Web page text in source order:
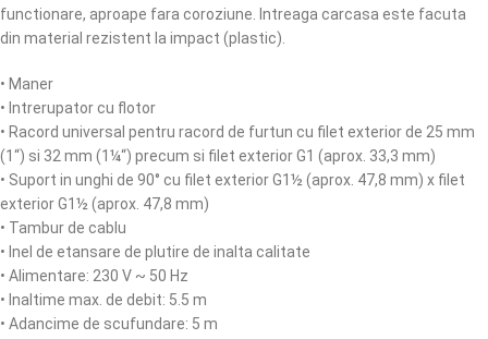
functionare, aproape fara coroziune. Intreaga carcasa este facuta
din material rezistent la impact (plastic).
• Maner
• Intrerupator cu flotor
• Racord universal pentru racord de furtun cu filet exterior de 25 mm
(1“) si 32 mm (1¼“) precum si filet exterior G1 (aprox. 33,3 mm)
• Suport in unghi de 90° cu filet exterior G1½ (aprox. 47,8 mm) x filet
exterior G1½ (aprox. 47,8 mm)
• Tambur de cablu
• Inel de etansare de plutire de inalta calitate
• Alimentare: 230 V ~ 50 Hz
• Inaltime max. de debit: 5.5 m
• Adancime de scufundare: 5 m